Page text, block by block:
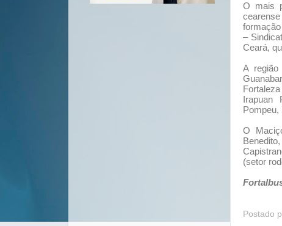
O mais
–
Ceará,
A
Irapuan
Pompeu,
O
(setor
Postado